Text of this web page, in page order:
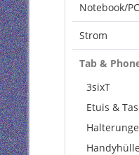
Notebook/PC
Strom
Tab &
3sixT
Etuis &